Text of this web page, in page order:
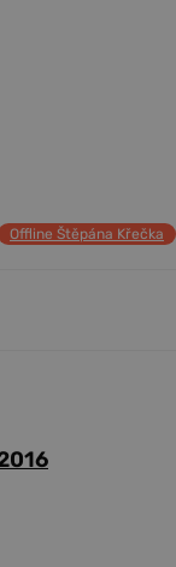
Offline Štěpána Křečka